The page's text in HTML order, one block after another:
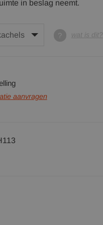
in beslag neemt.
wat is dit?
aanvragen